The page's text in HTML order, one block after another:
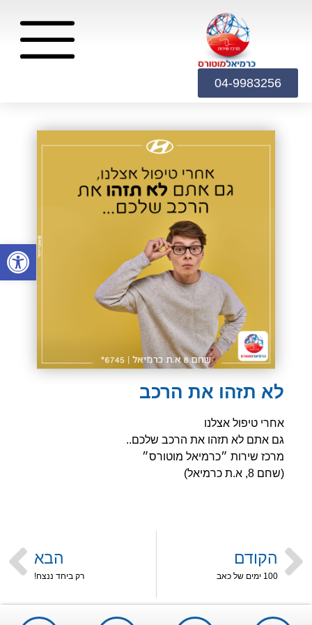
04-9983256
לא תזהו את הרכב
אחרי טיפול אצלנו
גם אתם לא תזהו את הרכב שלכם..
מרכז שירות ״כרמיאל מוטורס״
(שחם 8, א.ת כרמיאל)
הקודם
100 ימים של כאב
הבא
רק ביחד ננצח!